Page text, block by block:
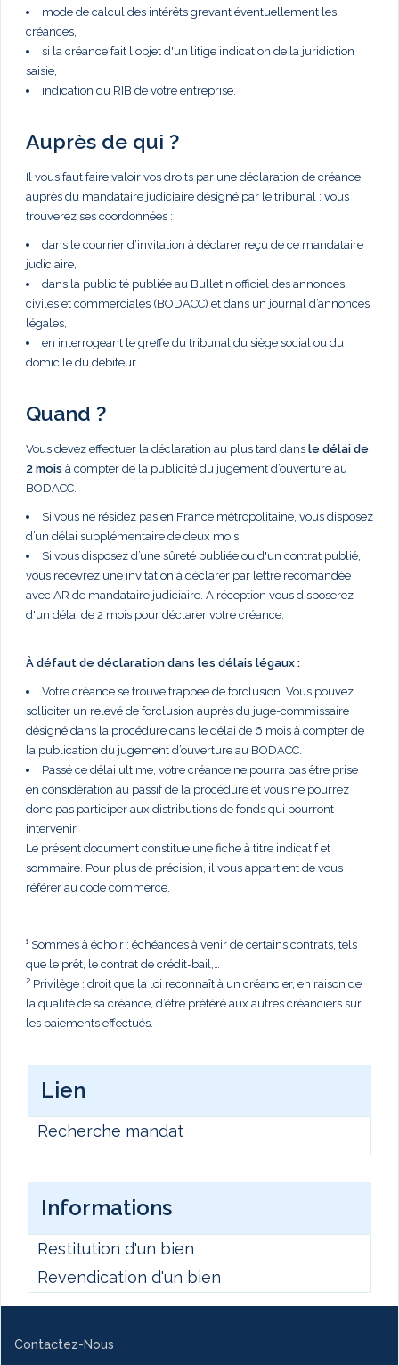
mode de calcul des intérêts grevant éventuellement les
créances,
si la créance fait l'objet d'un litige indication de la juridiction
saisie,
indication du RIB de votre entreprise.
Auprès de qui ?
Il vous faut faire valoir vos droits par une déclaration de créance
auprès du mandataire judiciaire désigné par le tribunal ; vous
trouverez ses coordonnées :
dans le courrier d’invitation à déclarer reçu de ce mandataire
judiciaire,
dans la publicité publiée au Bulletin officiel des annonces
civiles et commerciales (BODACC) et dans un journal d’annonces
légales,
en interrogeant le greffe du tribunal du siège social ou du
domicile du débiteur.
Quand ?
Vous devez effectuer la déclaration au plus tard dans le délai de
2 mois à compter de la publicité du jugement d’ouverture au
BODACC.
Si vous ne résidez pas en France métropolitaine, vous disposez
d’un délai supplémentaire de deux mois.
Si vous disposez d’une sûreté publiée ou d'un contrat publié,
vous recevrez une invitation à déclarer par lettre recomandée
avec AR de mandataire judiciaire. A réception vous disposerez
d'un délai de 2 mois pour déclarer votre créance.
À défaut de déclaration dans les délais légaux :
Votre créance se trouve frappée de forclusion. Vous pouvez
solliciter un relevé de forclusion auprès du juge-commissaire
désigné dans la procédure dans le délai de 6 mois à compter de
la publication du jugement d’ouverture au BODACC.
Passé ce délai ultime, votre créance ne pourra pas être prise
en considération au passif de la procédure et vous ne pourrez
donc pas participer aux distributions de fonds qui pourront
intervenir.
Le présent document constitue une fiche à titre indicatif et
sommaire. Pour plus de précision, il vous appartient de vous
référer au code commerce.
¹ Sommes à échoir : échéances à venir de certains contrats, tels
que le prêt, le contrat de crédit-bail,…
² Privilège : droit que la loi reconnaît à un créancier, en raison de
la qualité de sa créance, d’être préféré aux autres créanciers sur
les paiements effectués.
Lien
Recherche mandat
Informations
Restitution d'un bien
Revendication d'un bien
Contactez-Nous